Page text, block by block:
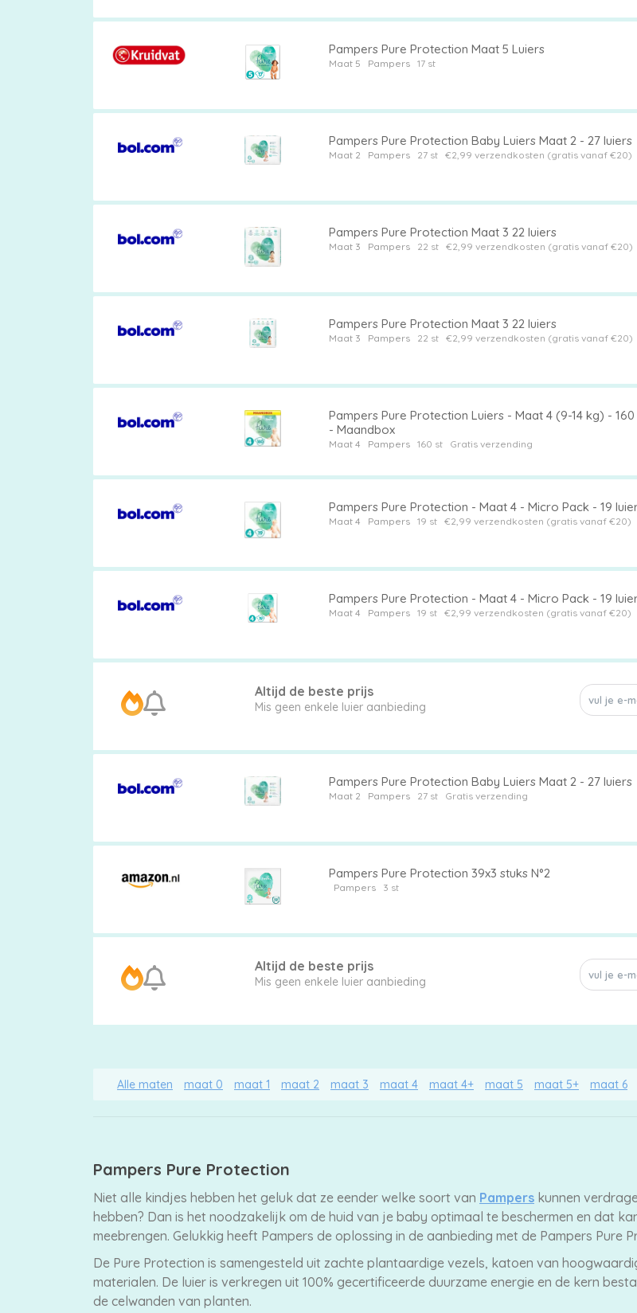
Pampers Pure Protection Maat 5 Luiers
Maat 5 Pampers
Pampers Pure Protection Baby Luiers Maat 2 - 27 luiers
Maat 2 Pampers €2,99 verzendkosten (gratis vanaf €20)
Pampers Pure Protection Maat 3 22 luiers
Maat 3 Pampers €2,99 verzendkosten (gratis vanaf €20)
Pampers Pure Protection Maat 3 22 luiers
Maat 3 Pampers €2,99 verzendkosten (gratis vanaf €20)
Pampers Pure Protection Luiers - Maat 4 (9-14 kg) - 160
- Maandbox
Maat 4 Pampers Gratis verzending
Pampers Pure Protection - Maat 4 - Micro Pack - 19
Maat 4 Pampers €2,99 verzendkosten (gratis vanaf €20)
Pampers Pure Protection - Maat 4 - Micro Pack - 19
Maat 4 Pampers €2,99 verzendkosten (gratis vanaf €20)
Altijd de beste prijs
Mis geen enkele luier aanbieding
Pampers Pure Protection Baby Luiers Maat 2 - 27 luiers
Maat 2 Pampers Gratis verzending
Pampers Pure Protection 39x3 stuks N°2
Pampers
Altijd de beste prijs
Mis geen enkele luier aanbieding
Alle maten maat 0 maat 1 maat 2 maat 3 maat 4 maat 4+ maat 5 maat 5+ maat 6
Pampers Pure Protection
Niet alle kindjes hebben het geluk dat ze eender welke soort van Pampers kunnen
hebben? Dan is het noodzakelijk om de huid van je baby optimaal te beschermen en dat
meebrengen. Gelukkig heeft Pampers de oplossing in de aanbieding met de Pampers Pure
De Pure Protection is samengesteld uit zachte plantaardige vezels, katoen van
materialen. De luier is verkregen uit 100% gecertificeerde duurzame energie en de kern
de celwanden van planten.